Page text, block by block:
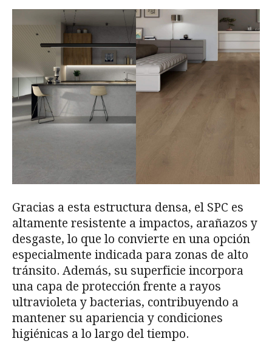
Gracias a esta estructura densa, el SPC es
altamente resistente a impactos, arañazos y
desgaste, lo que lo convierte en una opción
especialmente indicada para zonas de alto
tránsito. Además, su superficie incorpora
una capa de protección frente a rayos
ultravioleta y bacterias, contribuyendo a
mantener su apariencia y condiciones
higiénicas a lo largo del tiempo.